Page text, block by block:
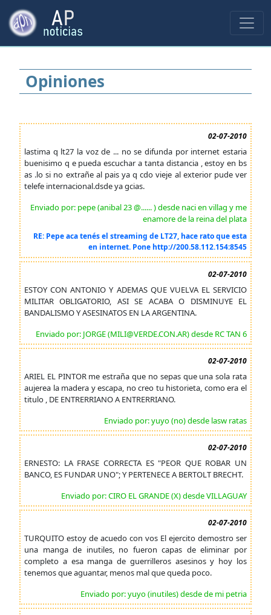
Opiniones
02-07-2010
lastima q lt27 la voz de ... no se difunda por internet estaria
buenisimo q e pueda escuchar a tanta distancia , estoy en bs
as .lo si no extrañe al pais ya q cdo vieje al exterior pude ver
telefe internacional.dsde ya gcias.
Enviado por: pepe (anibal 23 @...... ) desde naci en villag y me
enamore de la reina del plata
RE: Pepe aca tenés el streaming de LT27, hace rato que esta
en internet. Pone http://200.58.112.154:8545
02-07-2010
ESTOY CON ANTONIO Y ADEMAS QUE VUELVA EL SERVICIO
MILITAR OBLIGATORIO, ASI SE ACABA O DISMINUYE EL
BANDALISMO Y ASESINATOS EN LA ARGENTINA.
Enviado por: JORGE (MILI@VERDE.CON.AR) desde RC TAN 6
02-07-2010
ARIEL EL PINTOR me estraña que no sepas que una sola rata
aujerea la madera y escapa, no creo tu historieta, como era el
titulo , DE ENTRERRIANO A ENTRERRIANO.
Enviado por: yuyo (no) desde lasw ratas
02-07-2010
ERNESTO: LA FRASE CORRECTA ES "PEOR QUE ROBAR UN
BANCO, ES FUNDAR UNO"; Y PERTENECE A BERTOLT BRECHT.
Enviado por: CIRO EL GRANDE (X) desde VILLAGUAY
02-07-2010
TURQUITO estoy de acuedo con vos El ejercito demostro ser
una manga de inutiles, no fueron capas de eliminar por
completo a esa manga de guerrilleros asesinos y hoy los
tenemos que aguantar, menos mal que queda poco.
Enviado por: yuyo (inutiles) desde de mi petria